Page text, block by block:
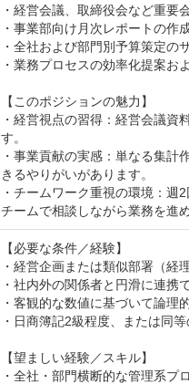
・経営会議、取締役会など重要
・事業部向け月次レポートの作
・全社および部門別予算策定の
・業務プロセスの効率化提案お
【このポジションの魅力】
・経営視点の習得：経営会議資
す。
・事業貢献の実感：単なる集
きるやりがいがあります。
・チームワーク重視の環境：
チームで相談しながら業務を進
【必要な条件／経験】
・経営企画または類似部署（
・社内外の関係者と円滑に連携
・客観的な数値に基づいて論理
・日商簿記2級程度、または同
【望ましい経験／スキル】
・全社・部門横断的な管理系プ